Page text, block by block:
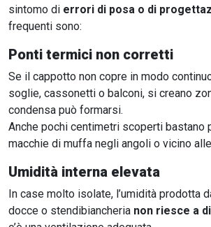
sintomo di errori di posa o di
frequenti sono:
Ponti termici non corretti
Se il cappotto non copre in modo
soglie, cassonetti o balconi, si creano
condensa può formarsi.
Anche pochi centimetri scoperti bastano
macchie di muffa negli angoli o vicino
Umidità interna elevata
In case molto isolate, l’umidità prodotta
docce o stendibiancheria non riesce a